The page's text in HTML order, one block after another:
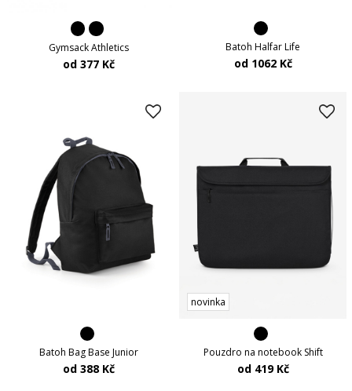
Gymsack Athletics
od 377 Kč
Batoh Halfar Life
od 1062 Kč
Batoh Bag Base Junior
od 388 Kč
novinka
Pouzdro na notebook Shift
od 419 Kč